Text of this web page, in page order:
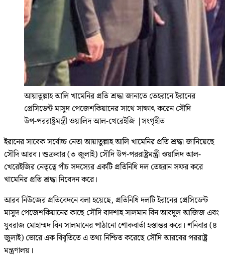
আয়াতুল্লাহ আলি খামেনির প্রতি শ্রদ্ধা জানাতে তেহরানে ইরানের
প্রেসিডেন্ট মাসুদ পেজেশকিয়ানের সাথে সাক্ষাৎ করেন সৌদি
উপ-পররাষ্ট্রমন্ত্রী ওয়ালিদ আল-খেরেইজি |সংগৃহীত
ইরানের সাবেক সর্বোচ্চ নেতা আয়াতুল্লাহ আলি খামেনির প্রতি শ্রদ্ধা জানিয়েছে
সৌদি আরব। শুক্রবার (৩ জুলাই) সৌদি উপ-পররাষ্ট্রমন্ত্রী ওয়ালিদ আল-
খেরেইজির নেতৃত্বে পাঁচ সদস্যের একটি প্রতিনিধি দল তেহরান সফর করে
খামেনির প্রতি শ্রদ্ধা নিবেদন করে।
আরব নিউজের প্রতিবেদনে বলা হয়েছে, প্রতিনিধি দলটি ইরানের প্রেসিডেন্ট
মাসুদ পেজেশকিয়ানের কাছে সৌদি বাদশাহ সালমান বিন আবদুল আজিজ এবং
যুবরাজ মোহাম্মদ বিন সালমানের পাঠানো শোকবার্তা হস্তান্তর করে। শনিবার (৪
জুলাই) ভোরে এক বিবৃতিতে এ তথ্য নিশ্চিত করেছে সৌদি আরবের পররাষ্ট্র
মন্ত্রণালয়।